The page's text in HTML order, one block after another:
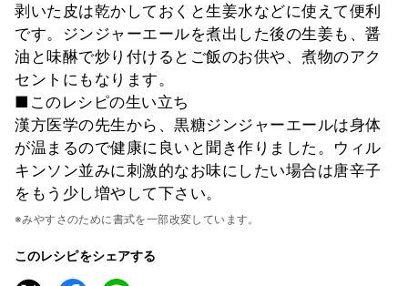
剥いた皮は乾かしておくと生姜水などに使えて便利
です。ジンジャーエールを煮出した後の生姜も、醤
油と味醂で炒り付けるとご飯のお供や、煮物のアク
セントにもなります。
■このレシピの生い立ち
漢方医学の先生から、黒糖ジンジャーエールは身体
が温まるので健康に良いと聞き作りました。ウィル
キンソン並みに刺激的なお味にしたい場合は唐辛子
をもう少し増やして下さい。
※みやすさのために書式を一部改変しています。
このレシピをシェアする